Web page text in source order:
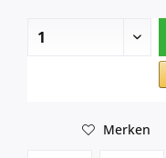
Merken